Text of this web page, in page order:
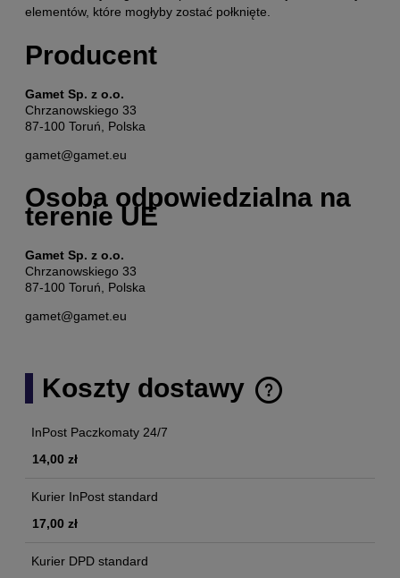
elementów, które mogłyby zostać połknięte.
Producent
Gamet Sp. z o.o.
Chrzanowskiego 33
87-100 Toruń, Polska
gamet@gamet.eu
Osoba odpowiedzialna na
terenie UE
Gamet Sp. z o.o.
Chrzanowskiego 33
87-100 Toruń, Polska
gamet@gamet.eu
Koszty dostawy
Cena nie zawiera ewentualnych kosztów płatności
InPost Paczkomaty 24/7
14,00 zł
Kurier InPost standard
17,00 zł
Kurier DPD standard